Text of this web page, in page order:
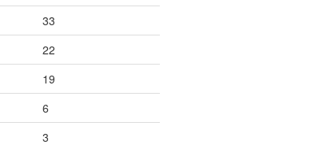
33
22
19
6
3